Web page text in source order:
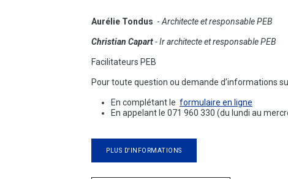
Aurélie Tondus - Architecte et responsable PEB
Christian Capart-Ir architecteet responsable PEB
Facilitateurs PEB
Pour toute question ou demande d’informations
En complétant le formulaire en ligne
En appelant le 071 960 330 (du lundi au
PLUS D'INFORMATIONS